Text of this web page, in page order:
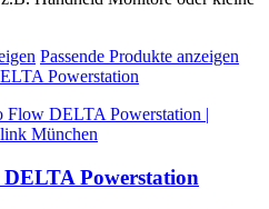
Passende Produkte anzeigen
Powerstation
Powerstation